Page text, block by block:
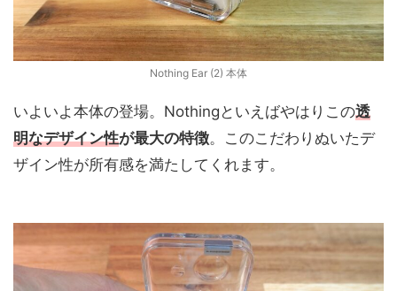
Nothing Ear (2) 本体
いよいよ本体の登場。Nothingといえばやはりこの透
明なデザイン性が最大の特徴。このこだわりぬいたデ
ザイン性が所有感を満たしてくれます。